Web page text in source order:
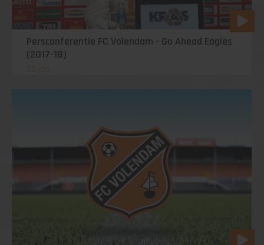
Persconferentie FC Volendam - Go Ahead Eagles
(2017-18)
28 jan